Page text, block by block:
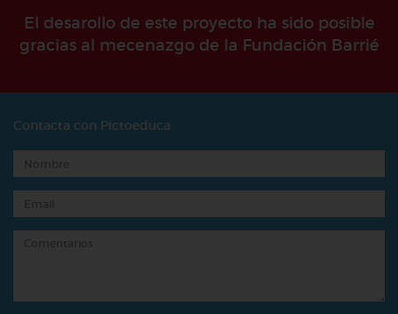
El desarollo de este proyecto ha sido posible
gracias al mecenazgo de la Fundación Barrié
Contacta con Pictoeduca